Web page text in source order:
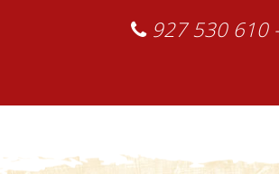
927 530 610